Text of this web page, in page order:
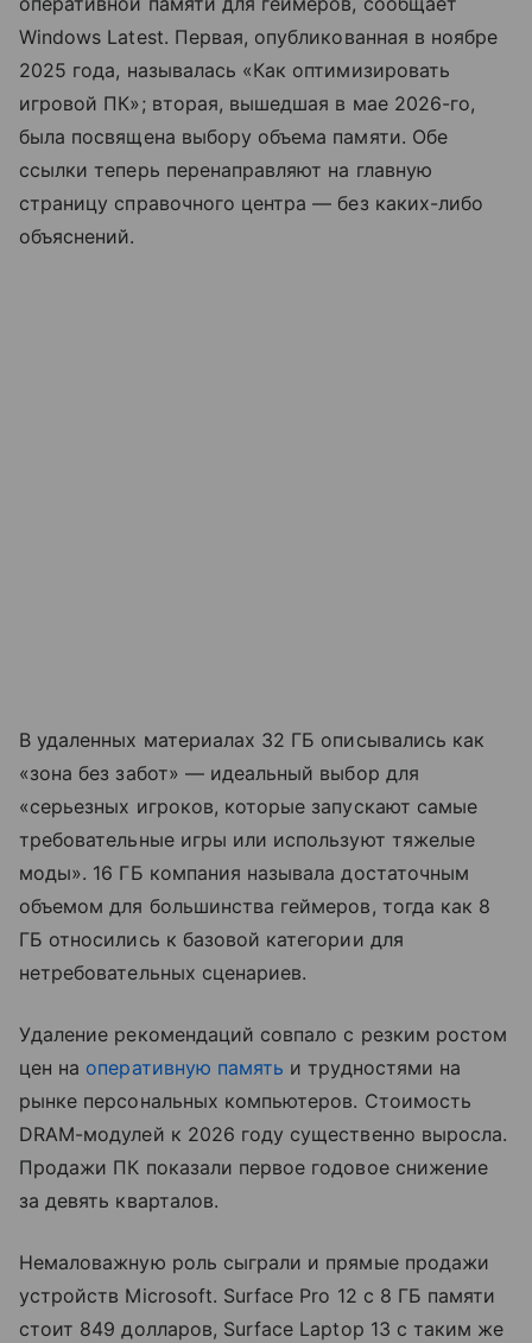
Windows Latest. Первая, опубликованная в ноябре
2025 года, называлась «Как оптимизировать
игровой ПК»; вторая, вышедшая в мае 2026-го,
была посвящена выбору объема памяти. Обе
ссылки теперь перенаправляют на главную
страницу справочного центра — без каких-либо
объяснений.
В удаленных материалах 32 ГБ описывались как
«зона без забот» — идеальный выбор для
«серьезных игроков, которые запускают самые
требовательные игры или используют тяжелые
моды». 16 ГБ компания называла достаточным
объемом для большинства геймеров, тогда как 8
ГБ относились к базовой категории для
нетребовательных сценариев.
Удаление рекомендаций совпало с резким ростом
цен на оперативную память и трудностями на
рынке персональных компьютеров. Стоимость
DRAM-модулей к 2026 году существенно выросла.
Продажи ПК показали первое годовое снижение
за девять кварталов.
Немаловажную роль сыграли и прямые продажи
устройств Microsoft. Surface Pro 12 с 8 ГБ памяти
стоит 849 долларов, Surface Laptop 13 с таким же